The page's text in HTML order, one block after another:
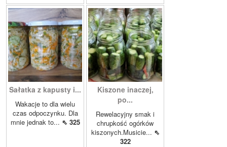
Sałatka z kapusty i...
Wakacje to dla wielu
czas odpoczynku. Dla
mnie jednak to... ⇖ 325
Kiszone inaczej,
po...
Rewelacyjny smak i
chrupkość ogórków
kiszonych.Musicie... ⇖
322